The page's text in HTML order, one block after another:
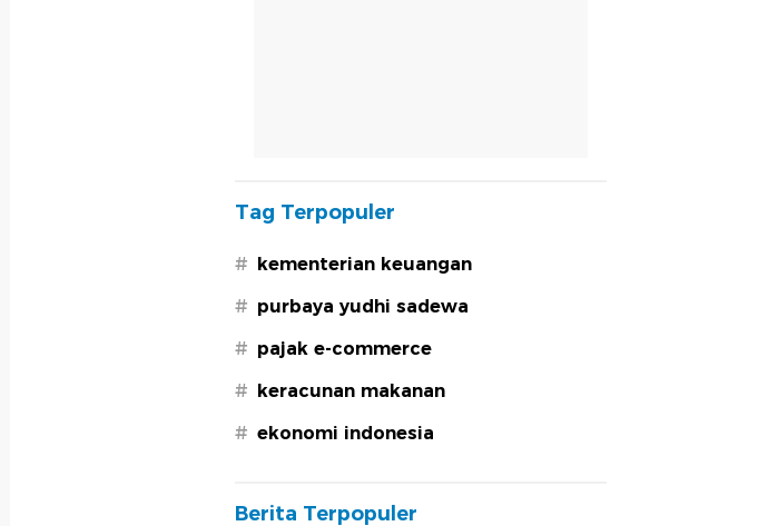
Tag Terpopuler
# kementerian keuangan
# purbaya yudhi sadewa
# pajak e-commerce
# keracunan makanan
# ekonomi indonesia
Berita Terpopuler